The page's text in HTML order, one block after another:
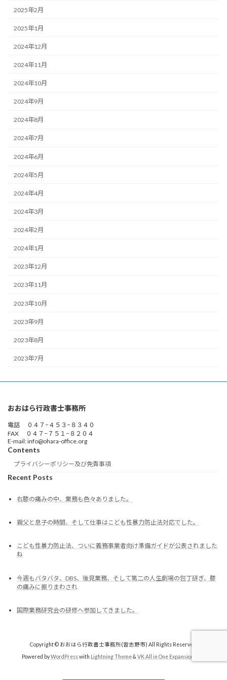
2025年2月
2025年1月
2024年12月
2024年11月
2024年10月
2024年9月
2024年8月
2024年7月
2024年6月
2024年5月
2024年4月
2024年3月
2024年2月
2024年1月
2023年12月
2023年11月
2023年10月
2023年9月
2023年8月
2023年7月
おおはら行政書士事務所
電話 ０４７−４５３−８３４０
FAX ０４７−７５１−８２０４
E-mail: info@ohara-office.org
Contents
プライバシーポリシー及び免責事項
Recent Posts
右膝の痛みの中、業務も色々ありました。
親父と息子の時間、そして仕事はこども性暴力防止法対応でした。
こども性暴力防止法、ついに義務事業者向け準備ガイドが公表されました
ね
今週もバタバタ、DBS、後見業務、そして第二の人生劇場の包丁研ぎ、膝
の痛みに振りまわされ
国際業務研究会の研修へ参加してきました。
Copyright © おおはら行政書士事務所(習志野市) All Rights Reserved.
Powered byWordPresswith Lightning Theme& VK All in One Expansion Unit